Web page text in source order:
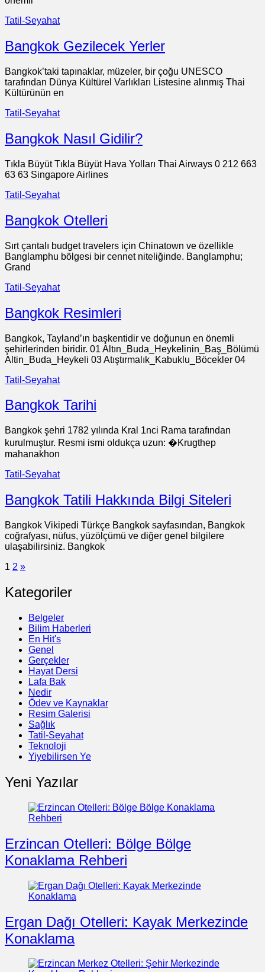
Tatil-Seyahat
Bangkok Gezilecek Yerler
Bangkok’taki tapınaklar, müzeler, bir çoğu UNESCO
tarafından Dünya Kültürel Varlıkları Listesine alınmış Thai
Kültürünün en
Tatil-Seyahat
Bangkok Nasıl Gidilir?
Tıkla Büyüt Tıkla Büyüt Hava Yolları Thai Airways 0 212 663
63 63 Singapore Airlines
Tatil-Seyahat
Bangkok Otelleri
Sırt çantalı budget travelers için Chinatown ve özellikle
Banglamphu bölgesi bir cennet niteliğinde. Banglamphu;
Grand
Tatil-Seyahat
Bangkok Resimleri
Bangkok, Tayland’ın başkentidir ve doğunun en önemli
şehirlerinden biridir. 01 Altın_Buda_Heykelinin_Baş_Bölümü
Altin_Buda_Heykeli 03 Atıştırmalık_Kabuklu_Böcekler 04
Tatil-Seyahat
Bangkok Tarihi
Bangkok şehri 1782 yılında Kral 1nci Rama tarafından
kurulmuştur. Resmi ismi oldukça uzun: �Krugthep
mahanakhon
Tatil-Seyahat
Bangkok Tatili Hakkında Bilgi Siteleri
Bangkok Vikipedi Türkçe Bangkok sayfasından, Bangkok
coğrafyası, nüfus, yüzölçümü ve diğer genel bilgilere
ulaşabilirsiniz. Bangkok
1 2 »
Kategoriler
Belgeler
Bilim Haberleri
En Hit's
Genel
Gerçekler
Hayat Dersi
Lafa Bak
Nedir
Ödev ve Kaynaklar
Resim Galerisi
Sağlık
Tatil-Seyahat
Teknoloji
Yiyebilirsen Ye
Yeni Yazılar
Erzincan Otelleri: Bölge Bölge
Konaklama Rehberi
Ergan Dağı Otelleri: Kayak Merkezinde
Konaklama